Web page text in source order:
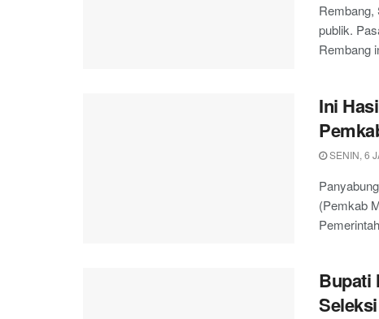
publik.
Rembang
Ini
SENIN, 6
(Pemkab
Bupati